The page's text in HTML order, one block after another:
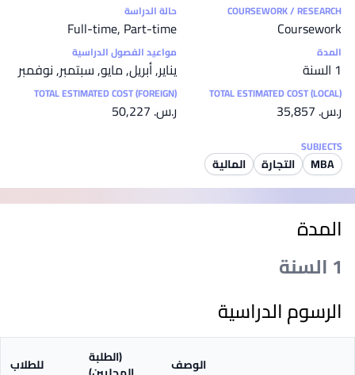
COURSEWORK / RESEARCH
Coursework
حالة الدراسة
Full-time, Part-time
المدة
1 السنة
مواعيد الفصول الدراسية
يناير, أبريل, مايو, سبتمبر, نوفمبر
TOTAL ESTIMATED COST (LOCAL)
ر.س.‏ 35,857
TOTAL ESTIMATED COST (FOREIGN)
ر.س.‏ 50,227
SUBJECTS
MBA التجارة المالية
المدة
1 السنة
الرسوم الدراسية
الوصف (الطلبة للطلاب